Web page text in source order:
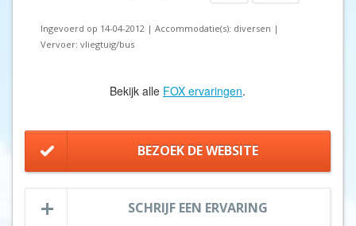
Ingevoerd op 14-04-2012 | Accommodatie(s): diversen |
Vervoer: vliegtuig/bus
Bekijk alle FOX ervaringen.
BEZOEK DE WEBSITE
SCHRIJF EEN ERVARING